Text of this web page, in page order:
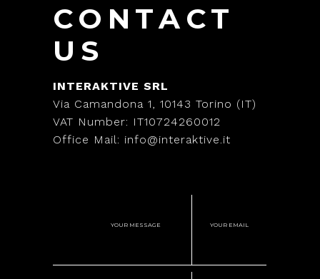
CONTACT
US
INTERAKTIVE SRL
Via Camandona 1, 10143 Torino (IT)
VAT Number: IT10724260012
Office Mail: info@interaktive.it